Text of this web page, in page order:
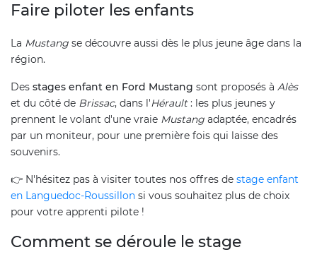
Faire piloter les enfants
La Mustang se découvre aussi dès le plus jeune âge dans la
région.
Des stages enfant en Ford Mustang sont proposés à Alès
et du côté de Brissac, dans l'Hérault: les plus jeunes y
prennent le volant d'une vraie Mustang adaptée, encadrés
par un moniteur, pour une première fois qui laisse des
souvenirs.
👉 N'hésitez pas à visiter toutes nos offres de stage enfant
en Languedoc-Roussillon si vous souhaitez plus de choix
pour votre apprenti pilote !
Comment se déroule le stage